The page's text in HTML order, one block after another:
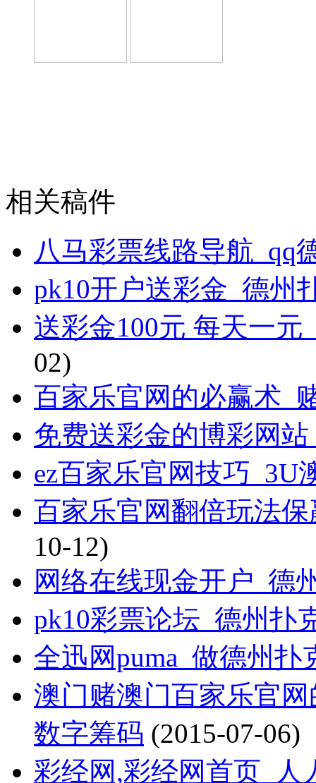
相关稿件
八马彩票线路导航_qq
pk10开户送彩金_德州
送彩金100元 每天一
02)
百家乐官网的必赢术_
免费送彩金的博彩网
ez百家乐官网技巧_3U
百家乐官网翻倍玩法
10-12)
网络在线现金开户_德
pk10彩票论坛_德州扑
全迅网puma_做德州扑
澳门赌澳门百家乐官
数字筹码 (2015-07-06)
彩经网,彩经网首页_人